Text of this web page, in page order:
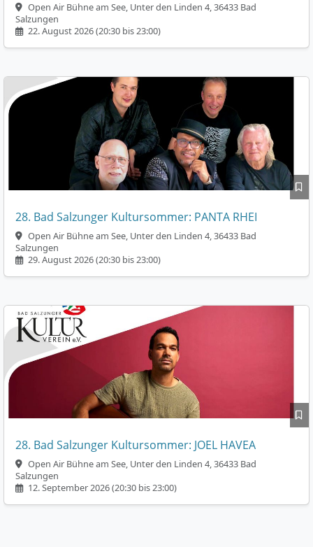
Open Air Bühne am See, Unter den Linden 4, 36433 Bad
Salzungen
22. August 2026 (20:30 bis 23:00)
28. Bad Salzunger Kultursommer: PANTA RHEI
Open Air Bühne am See, Unter den Linden 4, 36433 Bad
Salzungen
29. August 2026 (20:30 bis 23:00)
28. Bad Salzunger Kultursommer: JOEL HAVEA
Open Air Bühne am See, Unter den Linden 4, 36433 Bad
Salzungen
12. September 2026 (20:30 bis 23:00)